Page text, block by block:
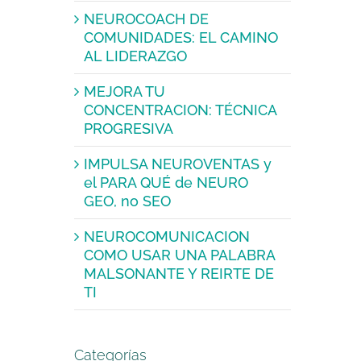
NEUROCOACH DE
COMUNIDADES: EL CAMINO
AL LIDERAZGO
MEJORA TU
CONCENTRACION: TÉCNICA
PROGRESIVA
IMPULSA NEUROVENTAS y
el PARA QUÉ de NEURO
GEO, no SEO
NEUROCOMUNICACION
COMO USAR UNA PALABRA
MALSONANTE Y REIRTE DE
TI
Categorías